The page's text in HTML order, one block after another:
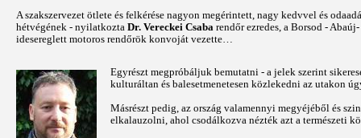
A szakszervezet ötlete és felkérése nagyon megérintett, nagy kedvvel és
hétvégének - nyilatkozta Dr. Vereckei Csaba rendőr ezredes, a Borsod -
idesereglett motoros rendőrök konvoját vezette…
Egyrészt megpróbáljuk bemutatni - a jelek szerint
kulturáltan és balesetmenetesen közlekedni az utakon
Másrészt pedig, az ország valamennyi megyéjéből és
elkalauzolni, ahol csodálkozva nézték azt a természeti